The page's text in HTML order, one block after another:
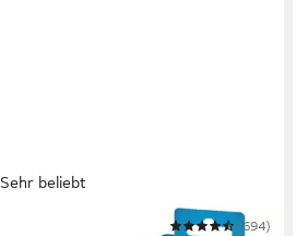
Sehr beliebt
(694)